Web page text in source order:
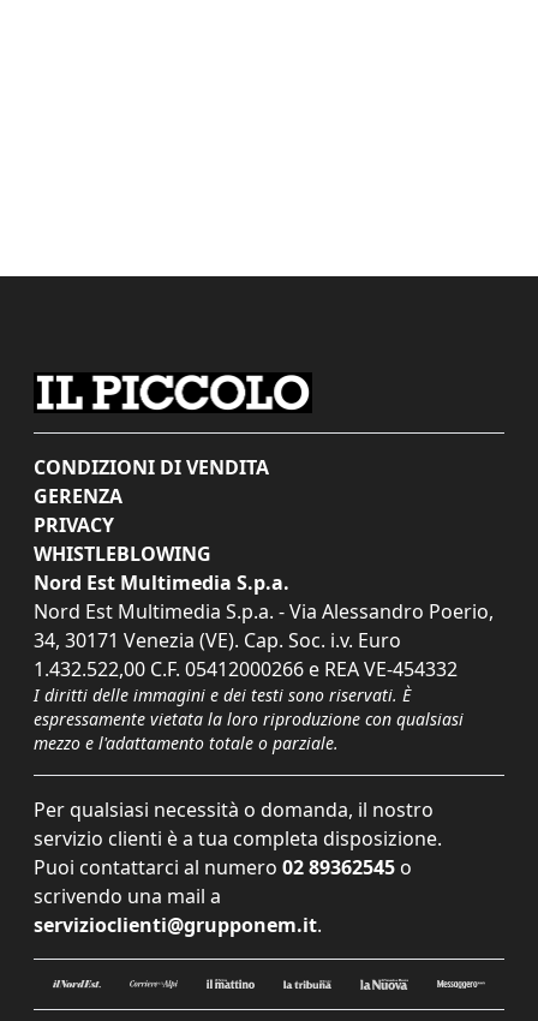
CONDIZIONI DI VENDITA
GERENZA
PRIVACY
WHISTLEBLOWING
Nord Est Multimedia S.p.a.
Nord Est Multimedia S.p.a. - Via Alessandro Poerio,
34, 30171 Venezia (VE). Cap. Soc. i.v. Euro
1.432.522,00 C.F. 05412000266 e REA VE-454332
I diritti delle immagini e dei testi sono riservati. È
espressamente vietata la loro riproduzione con qualsiasi
mezzo e l'adattamento totale o parziale.
Per qualsiasi necessità o domanda, il nostro
servizio clienti è a tua completa disposizione.
Puoi contattarci al numero 02 89362545 o
scrivendo una mail a
servizioclienti@grupponem.it.